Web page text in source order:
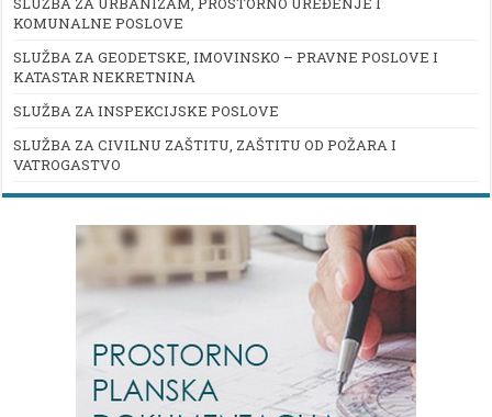
KOMUNALNE POSLOVE
SLUŽBA ZA GEODETSKE, IMOVINSKO – PRAVNE POSLOVE I
KATASTAR NEKRETNINA
SLUŽBA ZA INSPEKCIJSKE POSLOVE
SLUŽBA ZA CIVILNU ZAŠTITU, ZAŠTITU OD POŽARA I
VATROGASTVO